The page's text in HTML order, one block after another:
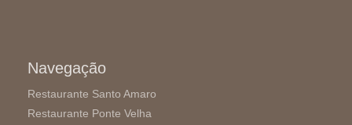
Navegação
Restaurante Santo Amaro
Restaurante Ponte Velha